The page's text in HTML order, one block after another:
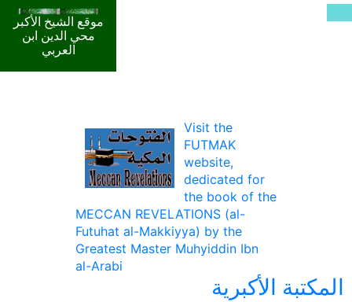
موقع الشيخ الأكبر
محي الدين ابن
العربي
Visit the
FUTMAK
website,
dedicated for
the book of the
MECCAN REVELATIONS (al-
Futuhat al-Makkiyya) by the
Greatest Master Muhyiddin Ibn
al-Arabi
المكتبة الأكبرية